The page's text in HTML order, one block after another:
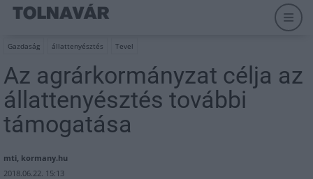
Gazdaság állattenyésztés Tevel
Az agrárkormányzat célja az
állattenyésztés további
támogatása
mti, kormany.hu
2018.06.22. 15:13